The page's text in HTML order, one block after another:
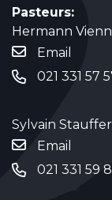
Pasteurs:
Hermann
Email
021 331 57
Sylvain Stauffer
Email
021 331 59